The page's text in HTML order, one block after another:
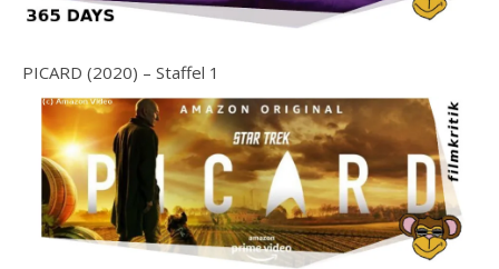
PICARD (2020) – Staffel 1